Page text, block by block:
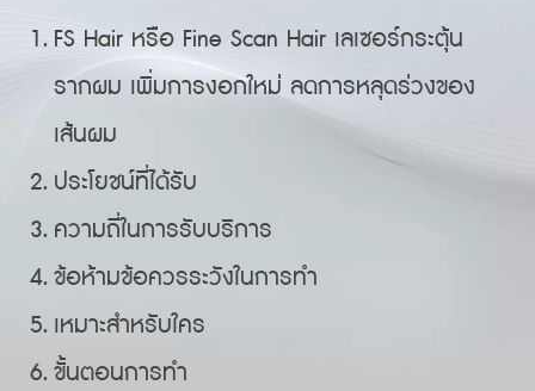
FS Hair หรือ Fine Scan Hair เลเซอร์กระตุ้น
รากผม เพิ่มการงอกใหม่ ลดการหลุดร่วงของ
เส้นผม
ประโยชน์ที่ได้รับ
ความถี่ในการรับบริการ
ข้อห้ามข้อควรระวังในการทำ
เหมาะสำหรับใคร
ขั้นตอนการทำ